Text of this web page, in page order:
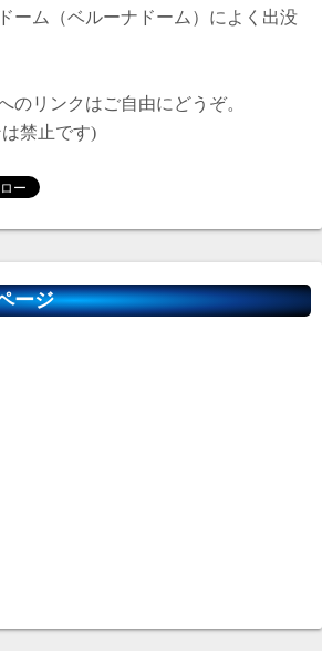
ーム（ベルーナドーム）によく出没
のリンクはご自由にどうぞ。
禁止です)
ージ